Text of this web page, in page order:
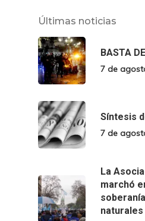
Últimas noticias
BASTA
7 de
Síntesis
7 de
La
marchó
naturales